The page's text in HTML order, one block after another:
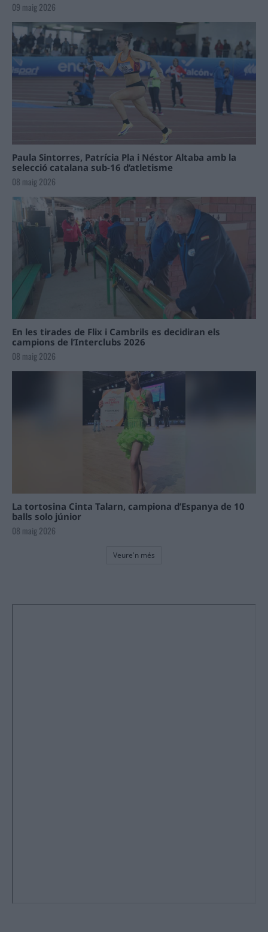
09 maig 2026
Paula Sintorres, Patrícia Pla i Néstor Altaba amb la
selecció catalana sub-16 d’atletisme
08 maig 2026
En les tirades de Flix i Cambrils es decidiran els
campions de l’Interclubs 2026
08 maig 2026
La tortosina Cinta Talarn, campiona d’Espanya de 10
balls solo júnior
08 maig 2026
Veure'n més